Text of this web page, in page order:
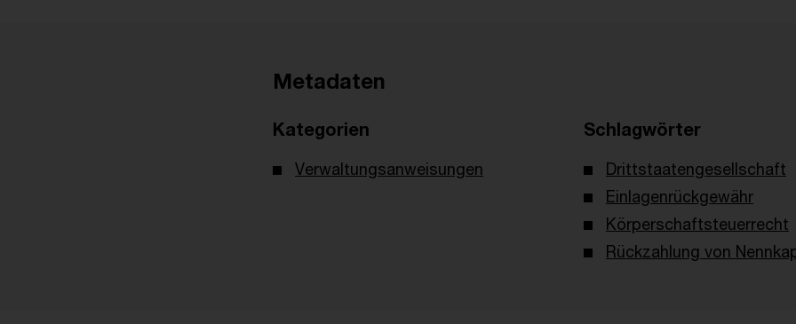
Metadaten
Kategorien
Verwaltungsanweisungen
Schlagwörter
Drittstaatengesellschaft
Einlagenrückgewähr
Körperschaftsteuerrecht
Rückzahlung von